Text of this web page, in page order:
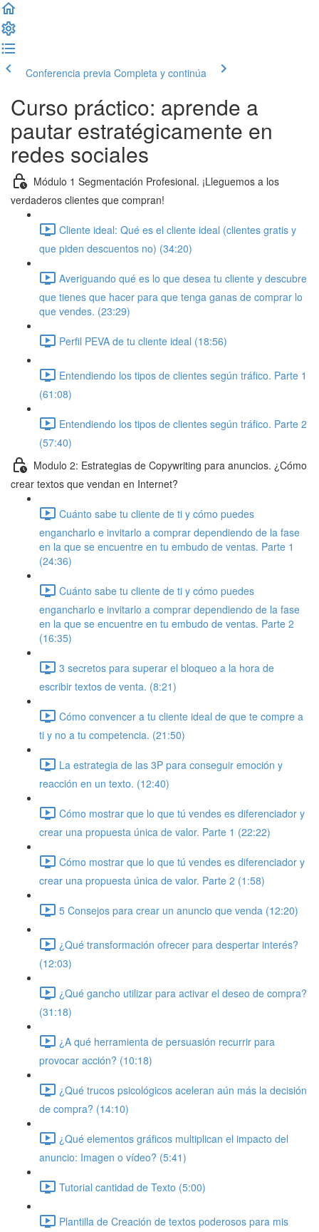
Conferencia previa Completa y continúa
Curso práctico: aprende a
pautar estratégicamente en
redes sociales
Módulo 1 Segmentación Profesional. ¡Lleguemos a los
verdaderos clientes que compran!
Cliente ideal: Qué es el cliente ideal (clientes gratis y
que piden descuentos no) (34:20)
Averiguando qué es lo que desea tu cliente y descubre
que tienes que hacer para que tenga ganas de comprar lo
que vendes. (23:29)
Perfil PEVA de tu cliente ideal (18:56)
Entendiendo los tipos de clientes según tráfico. Parte 1
(61:08)
Entendiendo los tipos de clientes según tráfico. Parte 2
(57:40)
Modulo 2: Estrategias de Copywriting para anuncios. ¿Cómo
crear textos que vendan en Internet?
Cuánto sabe tu cliente de ti y cómo puedes
engancharlo e invitarlo a comprar dependiendo de la fase
en la que se encuentre en tu embudo de ventas. Parte 1
(24:36)
Cuánto sabe tu cliente de ti y cómo puedes
engancharlo e invitarlo a comprar dependiendo de la fase
en la que se encuentre en tu embudo de ventas. Parte 2
(16:35)
3 secretos para superar el bloqueo a la hora de
escribir textos de venta. (8:21)
Cómo convencer a tu cliente ideal de que te compre a
ti y no a tu competencia. (21:50)
La estrategia de las 3P para conseguir emoción y
reacción en un texto. (12:40)
Cómo mostrar que lo que tú vendes es diferenciador y
crear una propuesta única de valor. Parte 1 (22:22)
Cómo mostrar que lo que tú vendes es diferenciador y
crear una propuesta única de valor. Parte 2 (1:58)
5 Consejos para crear un anuncio que venda (12:20)
¿Qué transformación ofrecer para despertar interés?
(12:03)
¿Qué gancho utilizar para activar el deseo de compra?
(31:18)
¿A qué herramienta de persuasión recurrir para
provocar acción? (10:18)
¿Qué trucos psicológicos aceleran aún más la decisión
de compra? (14:10)
¿Qué elementos gráficos multiplican el impacto del
anuncio: Imagen o vídeo? (5:41)
Tutorial cantidad de Texto (5:00)
Plantilla de Creación de textos poderosos para mis